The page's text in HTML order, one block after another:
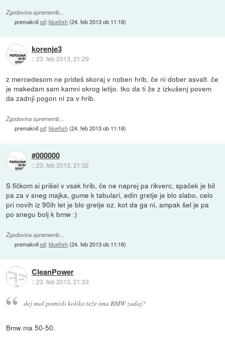
Zgodovina sprememb…
premaknilod:bluefish(24. feb 2013 ob 11:18)
korenje3
::23. feb 2013, 21:29
z mercedesom ne prideš skoraj v noben hrib, če ni dober asvalt. če
je makedam sam kamni okrog letijo. tko da ti že z izkušenj povem
da zadnji pogon ni za v hrib.
Zgodovina sprememb…
premaknilod:bluefish(24. feb 2013 ob 11:18)
#000000
::23. feb 2013, 21:32
S fičkom si prišel v vsak hrib, če ne naprej pa rikverc, spaček je bil
pa za v sneg majka, gume k tabulari, edin gretje je blo slabo, celo
pri novih iz 90ih let je blo gretje oz. kot da ga ni, ampak šel je pa
po snegu bolj k bmw :)
Zgodovina sprememb…
premaknilod:bluefish(24. feb 2013 ob 11:18)
CleanPower
::23. feb 2013, 21:33
dej mal pomisli koliko teže ima BMW zadaj?
Bmw ma 50-50.